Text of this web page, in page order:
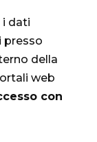
i dati
presso
della
web
con